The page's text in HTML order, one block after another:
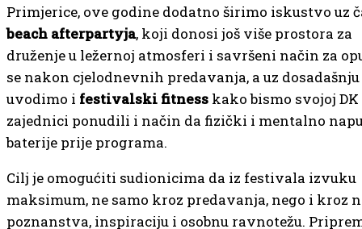
Primjerice, ove godine dodatno širimo iskustvo uz
beach afterpartyja, koji donosi još više prostora za
druženje u ležernoj atmosferi i savršeni način za
se nakon cjelodnevnih predavanja, a uz dosadašnju
uvodimo i festivalski fitness kako bismo svojoj DK
zajednici ponudili i način da fizički i mentalno
baterije prije programa.
Cilj je omogućiti sudionicima da iz festivala izvuku
maksimum, ne samo kroz predavanja, nego i kroz
poznanstva, inspiraciju i osobnu ravnotežu.